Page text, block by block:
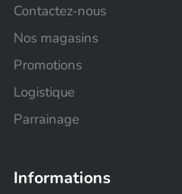
Contactez-nous
Nos magasins
Promotions
Logistique
Parrainage
Informations